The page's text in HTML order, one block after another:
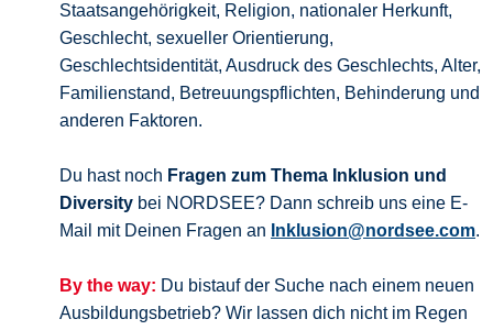
Staatsangehörigkeit, Religion, nationaler Herkunft,
Geschlecht, sexueller Orientierung,
Geschlechtsidentität, Ausdruck des Geschlechts, Alter,
Familienstand, Betreuungspflichten, Behinderung und
anderen Faktoren.
Du hast noch Fragen zum Thema Inklusion und
Diversity bei NORDSEE? Dann schreib uns eine E-
Mail mit Deinen Fragen an Inklusion@nordsee.com.
By the way: Du bistauf der Suche nach einem neuen
Ausbildungsbetrieb? Wir lassen dich nicht im Regen